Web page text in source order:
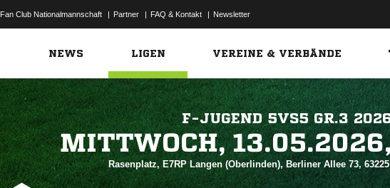
Fan Club Nationalmannschaft | Partner | FAQ & Kontakt | Newsletter
NEWS LIGEN VEREINE & VERBÄNDE
F-JUGEND 5VS5 GR.3
 
Rasenplatz, E7RP Langen (Oberlinden), Berliner Allee 73,